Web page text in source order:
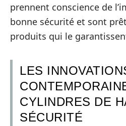
prennent conscience de
bonne sécurité et sont
produits qui le
LES
CYLINDRES DE
SÉCURITÉ